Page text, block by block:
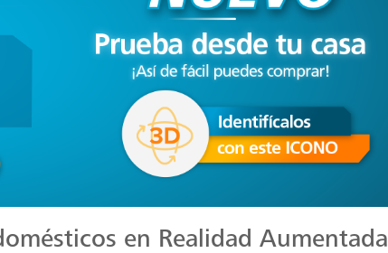
en Realidad Aumentada